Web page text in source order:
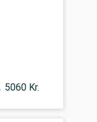
5060 Kr.